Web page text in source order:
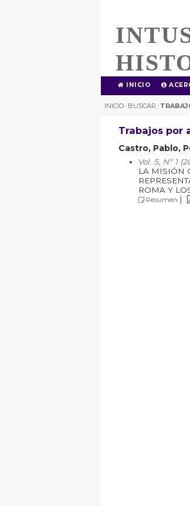
INICIO
INICIO | BUSCAR |
Trabajos por
Castro, Pablo,
Vol. 5, Nº 1
LA MISIÓN
ROMA Y
Resumen |